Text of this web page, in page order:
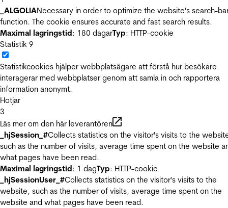
_ALGOLIANecessary in order to optimize the website's search-
function. The cookie ensures accurate and fast search results.
Maximal lagringstid: 180 dagarTyp: HTTP-cookie
Statistik 9
Statistikcookies hjälper webbplatsägare att förstå hur besökare
interagerar med webbplatser genom att samla in och rapportera
information anonymt.
Hotjar
3
Läs mer om den här leverantören
_hjSession_#Collects statistics on the visitor's visits to the
such as the number of visits, average time spent on the website
what pages have been read.
Maximal lagringstid: 1 dagTyp: HTTP-cookie
_hjSessionUser_#Collects statistics on the visitor's visits to the
website, such as the number of visits, average time spent on the
website and what pages have been read.